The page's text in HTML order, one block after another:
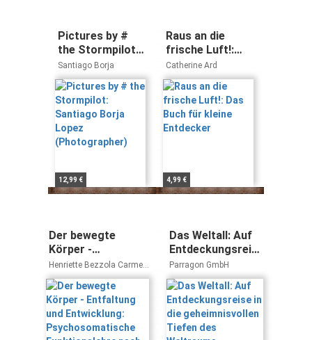
Pictures by #
the Stormpilot:
Santiago Borja
Lopez
(Photographer)
Santiago Borja
12,99 €
Raus an die
frische Luft!:
Das Buch für
kleine Entdecker
Catherine Ard
4,99 €
Der bewegte
Körper -
Entfaltung und
Entwicklung:
Psychosomatische
Funktionslehre
nach Bet
Hauschild-Sutter
Henriette Bezzola Carmen
Pittini
Das Weltall: Auf
Entdeckungsreise
in die
geheimnisvollen
Tiefen des
Weltraums
Parragon GmbH